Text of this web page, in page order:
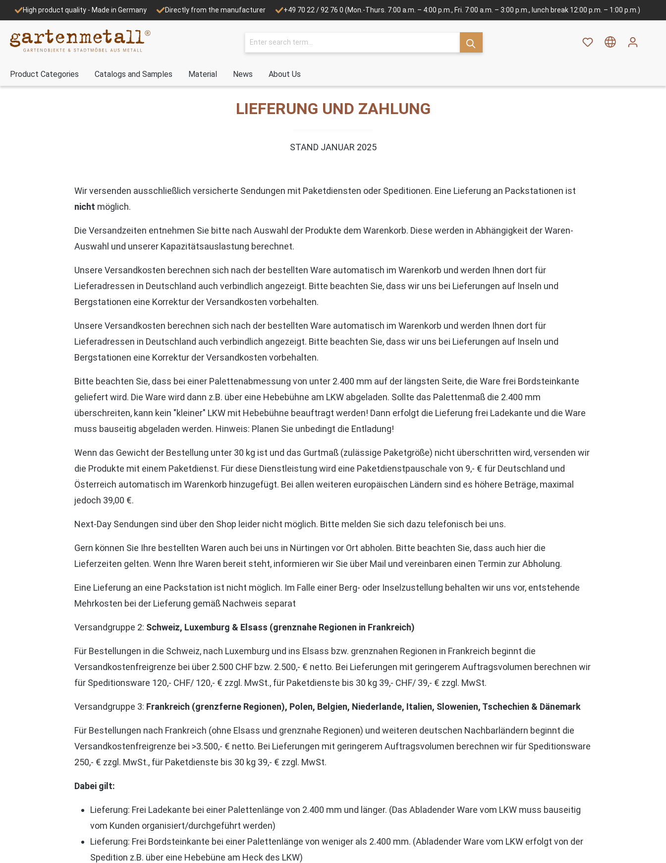
High product quality - Made in Germany Directly from the manufacturer +49 70 22 / 92 76 0 (Mon.-Thurs. 7:00 a.m. – 4:00 p.m., Fri. 7:00 a.m. – 3:00 p.m., lunch break 12:00 p.m. – 1:00 p.m.)
Product Categories Catalogs and Samples Material News About Us
LIEFERUNG UND ZAHLUNG
STAND JANUAR 2025
Wir versenden ausschließlich versicherte Sendungen mit Paketdiensten oder Speditionen. Eine Lieferung an Packstationen ist
nicht möglich.
Die Versandzeiten entnehmen Sie bitte nach Auswahl der Produkte dem Warenkorb. Diese werden in Abhängigkeit der Waren-
Auswahl und unserer Kapazitätsauslastung berechnet.
Unsere Versandkosten berechnen sich nach der bestellten Ware automatisch im Warenkorb und werden Ihnen dort für
Lieferadressen in Deutschland auch verbindlich angezeigt. Bitte beachten Sie, dass wir uns bei Lieferungen auf Inseln und
Bergstationen eine Korrektur der Versandkosten vorbehalten.
Unsere Versandkosten berechnen sich nach der bestellten Ware automatisch im Warenkorb und werden Ihnen dort für
Lieferadressen in Deutschland auch verbindlich angezeigt. Bitte beachten Sie, dass wir uns bei Lieferungen auf Inseln und
Bergstationen eine Korrektur der Versandkosten vorbehalten.
Bitte beachten Sie, dass bei einer Palettenabmessung von unter 2.400 mm auf der längsten Seite, die Ware frei Bordsteinkante
geliefert wird. Die Ware wird dann z.B. über eine Hebebühne am LKW abgeladen. Sollte das Palettenmaß die 2.400 mm
überschreiten, kann kein "kleiner" LKW mit Hebebühne beauftragt werden! Dann erfolgt die Lieferung frei Ladekante und die Ware
muss bauseitig abgeladen werden. Hinweis: Planen Sie unbedingt die Entladung!
Wenn das Gewicht der Bestellung unter 30 kg ist und das Gurtmaß (zulässige Paketgröße) nicht überschritten wird, versenden wir
die Produkte mit einem Paketdienst. Für diese Dienstleistung wird eine Paketdienstpauschale von 9,- € für Deutschland und
Österreich automatisch im Warenkorb hinzugefügt. Bei allen weiteren europäischen Ländern sind es höhere Beträge, maximal
jedoch 39,00 €.
Next-Day Sendungen sind über den Shop leider nicht möglich. Bitte melden Sie sich dazu telefonisch bei uns.
Gern können Sie Ihre bestellten Waren auch bei uns in Nürtingen vor Ort abholen. Bitte beachten Sie, dass auch hier die
Lieferzeiten gelten. Wenn Ihre Waren bereit steht, informieren wir Sie über Mail und vereinbaren einen Termin zur Abholung.
Eine Lieferung an eine Packstation ist nicht möglich. Im Falle einer Berg- oder Inselzustellung behalten wir uns vor, entstehende
Mehrkosten bei der Lieferung gemäß Nachweis separat
Versandgruppe 2: Schweiz, Luxemburg & Elsass (grenznahe Regionen in Frankreich)
Für Bestellungen in die Schweiz, nach Luxemburg und ins Elsass bzw. grenznahen Regionen in Frankreich beginnt die
Versandkostenfreigrenze bei über 2.500 CHF bzw. 2.500,- € netto. Bei Lieferungen mit geringerem Auftragsvolumen berechnen wir
für Speditionsware 120,- CHF/ 120,- € zzgl. MwSt., für Paketdienste bis 30 kg 39,- CHF/ 39,- € zzgl. MwSt.
Versandgruppe 3: Frankreich (grenzferne Regionen), Polen, Belgien, Niederlande, Italien, Slowenien, Tschechien & Dänemark
Für Bestellungen nach Frankreich (ohne Elsass und grenznahe Regionen) und weiteren deutschen Nachbarländern beginnt die
Versandkostenfreigrenze bei >3.500,- € netto. Bei Lieferungen mit geringerem Auftragsvolumen berechnen wir für Speditionsware
250,- € zzgl. MwSt., für Paketdienste bis 30 kg 39,- € zzgl. MwSt.
Dabei gilt:
Lieferung: Frei Ladekante bei einer Palettenlänge von 2.400 mm und länger. (Das Abladender Ware vom LKW muss bauseitig
vom Kunden organisiert/durchgeführt werden)
Lieferung: Frei Bordsteinkante bei einer Palettenlänge von weniger als 2.400 mm. (Abladender Ware vom LKW erfolgt von der
Spedition z.B. über eine Hebebüne am Heck des LKW)